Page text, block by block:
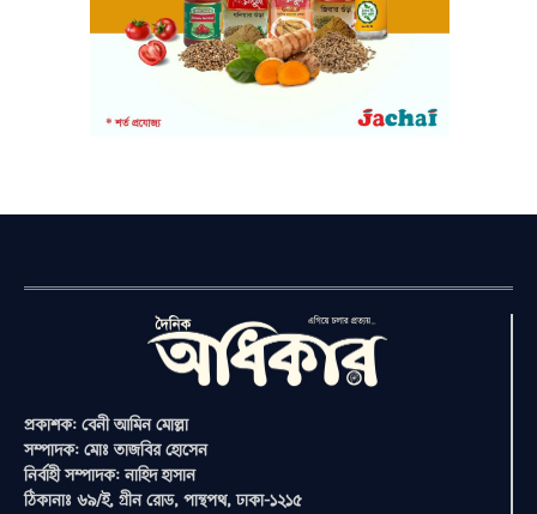
প্রকাশক: বেনী আমিন মোল্লা
সম্পাদক: মোঃ তাজবির হোসেন
নির্বাহী সম্পাদক: নাহিদ হাসান
ঠিকানাঃ ৬৯/ই, গ্রীন রোড, পান্থপথ, ঢাকা-১২১৫